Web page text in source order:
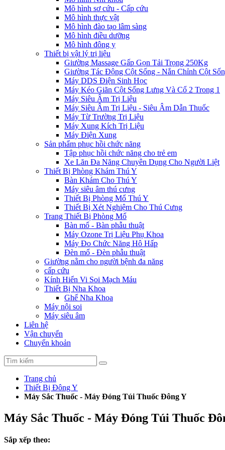
Mô hình sơ cứu - Cấp cứu
Mô hình thực vật
Mô hình đào tạo lâm sàng
Mô hình điều dưỡng
Mô hình đông y
Thiết bị vật lý trị liệu
Giường Massage Gấp Gọn Tải Trọng 250Kg
Giường Tác Động Cột Sống - Nắn Chỉnh Cột
Máy DDS Điện Sinh Học
Máy Kéo Giãn Cột Sống Lưng Và Cổ 2 Trong 1
Máy Siêu Âm Trị Liệu
Máy Siêu Âm Trị Liệu - Siêu Âm Dẫn Thuốc
Máy Từ Trường Trị Liệu
Máy Xung Kích Trị Liệu
Máy Điện Xung
Sản phẩm phục hồi chức năng
Tập phục hồi chức năng cho trẻ em
Xe Lăn Đa Năng Chuyên Dụng Cho Người Liệt
Thiết Bị Phòng Khám Thú Y
Bàn Khám Cho Thú Y
Máy siêu âm thú cưng
Thiết Bị Phòng Mổ Thú Y
Thiết Bị Xét Nghiệm Cho Thú Cưng
Trang Thiết Bị Phòng Mổ
Bàn mổ - Bàn phẫu thuật
Máy Ozone Trị Liệu Phụ Khoa
Máy Đo Chức Năng Hô Hấp
Đèn mổ - Đèn phẫu thuật
Giường nằm cho người bệnh đa năng
cấp cứu
Kính Hiển Vi Soi Mạch Máu
Thiết Bị Nha Khoa
Ghế Nha Khoa
Máy nội soi
Máy siêu âm
Liên hệ
Vận chuyển
Chuyển khoản
Trang chủ
Thiết Bị Đông Y
Máy Sắc Thuốc - Máy Đóng Túi Thuốc Đông Y
Máy Sắc Thuốc - Máy Đóng Túi Thuốc
Sắp xếp theo: